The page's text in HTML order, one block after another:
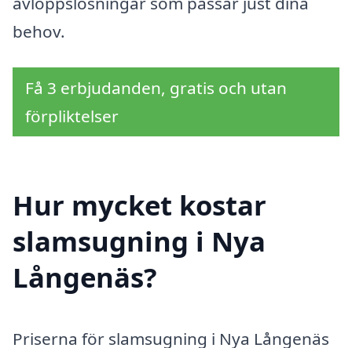
behov.
Få 3 erbjudanden, gratis och utan
förpliktelser
Hur mycket kostar
slamsugning i Nya
Långenäs?
Priserna för slamsugning i Nya Långenäs